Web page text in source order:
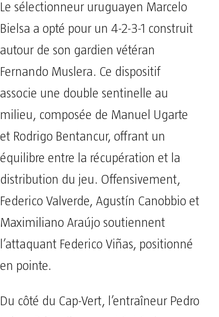
Le sélectionneur uruguayen Marcelo
Bielsa a opté pour un 4-2-3-1 construit
autour de son gardien vétéran
Fernando Muslera. Ce dispositif
associe une double sentinelle au
milieu, composée de Manuel Ugarte
et Rodrigo Bentancur, offrant un
équilibre entre la récupération et la
distribution du jeu. Offensivement,
Federico Valverde, Agustín Canobbio et
Maximiliano Araújo soutiennent
l’attaquant Federico Viñas, positionné
en pointe.
Du côté du Cap-Vert, l’entraîneur Pedro